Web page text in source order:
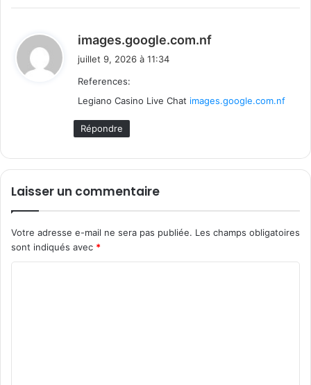
images.google.com.nf
:
juillet 9, 2026 à 11:34
References:
Legiano Casino Live Chat images.google.com.nf
Répondre
Laisser un commentaire
Votre adresse e-mail ne sera pas publiée. Les champs obligatoires
sont indiqués avec *